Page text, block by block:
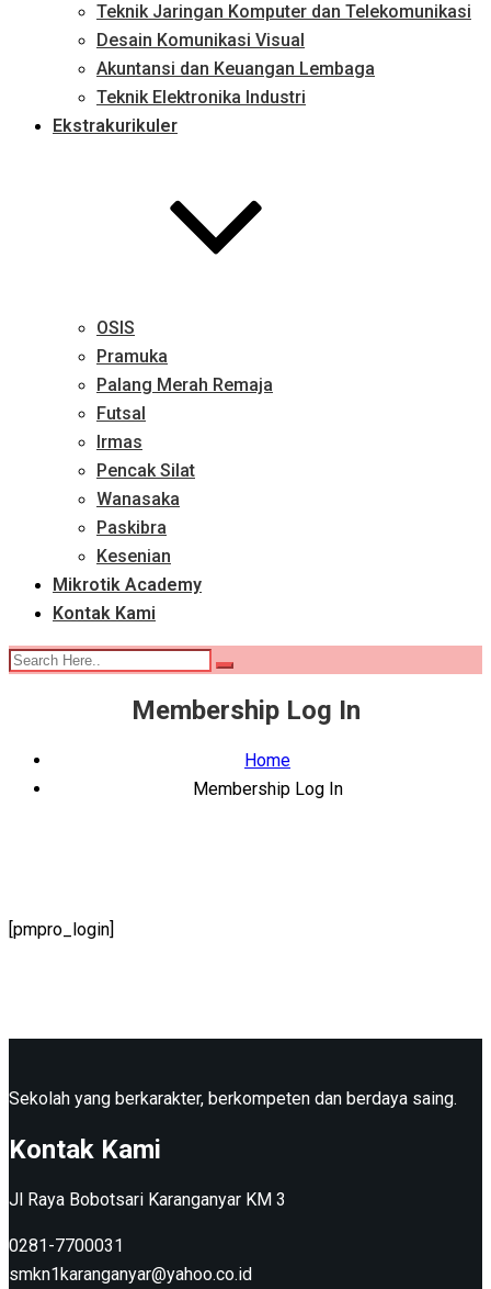
Teknik Jaringan Komputer dan Telekomunikasi
Desain Komunikasi Visual
Akuntansi dan Keuangan Lembaga
Teknik Elektronika Industri
Ekstrakurikuler
OSIS
Pramuka
Palang Merah Remaja
Futsal
Irmas
Pencak Silat
Wanasaka
Paskibra
Kesenian
Mikrotik Academy
Kontak Kami
Membership Log In
Home
Membership Log In
[pmpro_login]
Sekolah yang berkarakter, berkompeten dan berdaya saing.
Kontak Kami
Jl Raya Bobotsari Karanganyar KM 3
0281-7700031
smkn1karanganyar@yahoo.co.id